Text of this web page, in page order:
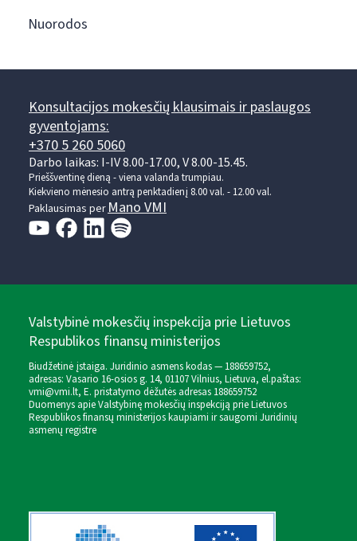
Nuorodos
Konsultacijos mokesčių klausimais ir paslaugos
gyventojams:
+370 5 260 5060
Darbo laikas: I-IV 8.00-17.00, V 8.00-15.45.
Prieššventinę dieną - viena valanda trumpiau.
Kiekvieno mėnesio antrą penktadienį 8.00 val. - 12.00 val.
Paklausimas perMano VMI
Valstybinė mokesčių inspekcija prie Lietuvos
Respublikos finansų ministerijos
Biudžetinė įstaiga. Juridinio asmens kodas — 188659752,
adresas: Vasario 16-osios g. 14, 01107 Vilnius, Lietuva, el.paštas:
vmi@vmi.lt, E. pristatymo dėžutės adresas 188659752
Duomenys apie Valstybinę mokesčių inspekciją prie Lietuvos
Respublikos finansų ministerijos kaupiami ir saugomi Juridinių
asmenų registre